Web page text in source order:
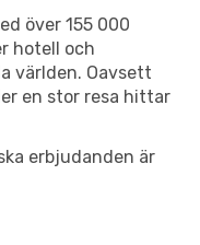
över 155 000
hotell och
världen. Oavsett
en stor resa hittar
erbjudanden är